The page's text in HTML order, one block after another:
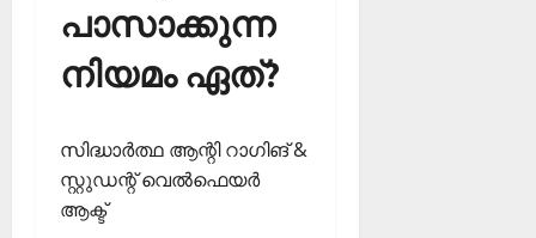
പാസാക്കുന്ന
നിയമം ഏത്?
സിദ്ധാര്‍ത്ഥ ആന്റി റാഗിങ് &
സ്റ്റുഡന്റ് വെല്‍ഫെയര്‍
ആക്ട്